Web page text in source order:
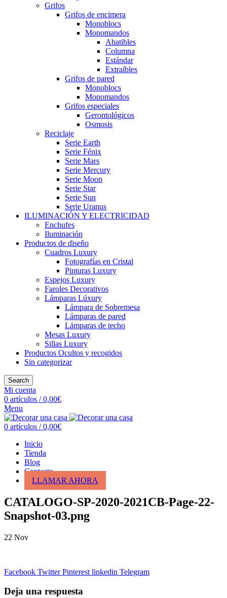
Grifos
Grifos de encimera
Monoblocs
Monomandos
Abatibles
Columna
Estándar
Extraíbles
Grifos de pared
Monoblocs
Monomandos
Grifos especiales
Gerontológicos
Osmosis
Reciclaje
Serie Earth
Serie Fénix
Serie Mars
Serie Mercury
Serie Moon
Serie Star
Serie Sun
Serie Uranus
ILUMINACIÓN Y ELECTRICIDAD
Enchufes
Iluminación
Productos de diseño
Cuadros Luxury
Fotografías en Cristal
Pinturas Luxury
Espejos Luxury
Faroles Decorativos
Lámparas Lúxury
Lámpara de Sobremesa
Lámparas de pared
Lámparas de techo
Mesas Luxury
Sillas Luxury
Productos Ocultos y recogidos
Sin categorizar
Search
Mi cuenta
0 artículos / 0,00€
Menu
0 artículos / 0,00€
Inicio
Tienda
Blog
Contacto
LLAMAR AHORA
CATALOGO-SP-2020-2021CB-Page-22-
Snapshot-03.png
22 Nov
Facebook Twitter Pinterest linkedin Telegram
Deja una respuesta